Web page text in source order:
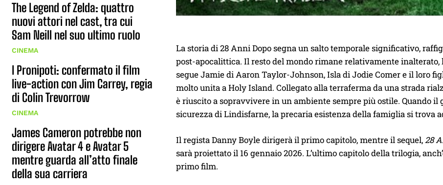
The Legend of Zelda: quattro
nuovi attori nel cast, tra cui
Sam Neill nel suo ultimo ruolo
CINEMA
I Pronipoti: confermato il film
live-action con Jim Carrey, regia
di Colin Trevorrow
CINEMA
James Cameron potrebbe non
dirigere Avatar 4 e Avatar 5
mentre guarda all’atto finale
della sua carriera
La storia di 28 Anni Dopo segna un salto temporale significativo,
post-apocalittica. Il resto del mondo rimane relativamente inalterato,
segue Jamie di Aaron Taylor-Johnson, Isla di Jodie Comer e il loro
molto unita a Holy Island. Collegato alla terraferma da una strada
è riuscito a sopravvivere in un ambiente sempre più ostile. Quando
sicurezza di Lindisfarne, la precaria esistenza della famiglia si trova
Il regista Danny Boyle dirigerà il primo capitolo, mentre il sequel, 28
sarà proiettato il 16 gennaio 2026. L’ultimo capitolo della trilogia,
primo film.